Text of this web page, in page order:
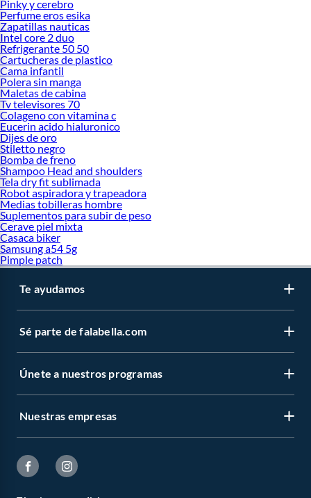
Pinky y cerebro
Perfume eros esika
Zapatillas nauticas
Intel core 2 duo
Refrigerante 50 50
Cartucheras de plastico
Cama infantil
Polera sin manga
Maletas de cabina
Tv televisores 70
Colageno con vitamina c
Eucerin acido hialuronico
Dijes de oro
Stiletto negro
Bomba de freno
Shampoo Head and shoulders
Tela dry fit sublimada
Robot aspiradora y trapeadora
Medias tobilleras hombre
Suplementos para subir de peso
Cerave piel mixta
Casaca biker
Samsung a54 5g
Pimple patch
Te ayudamos
Sé parte de falabella.com
Únete a nuestros programas
Nuestras empresas